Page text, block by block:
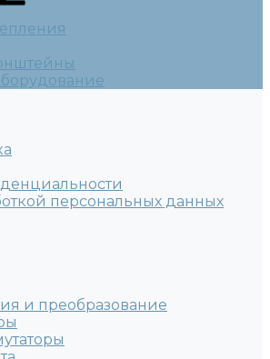
персональных данных
и преобразование